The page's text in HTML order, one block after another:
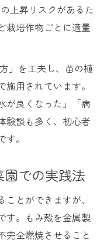
上昇リスクがあるた
栽培作物ごとに適量
」を工夫し、苗の植
用されています。
が良くなった」「病
験談も多く、初心者
。
園での実践法
とができますが、
す。もみ殻を金属製
完全燃焼させること